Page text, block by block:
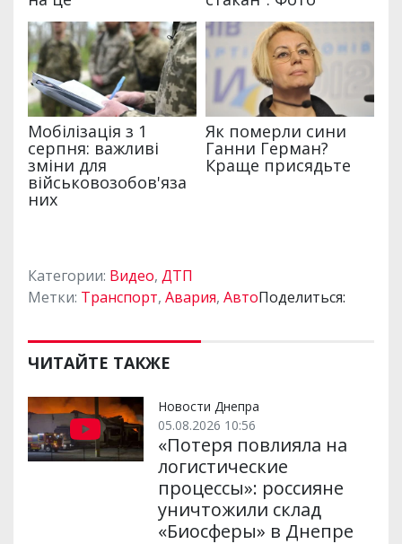
Категории: Видео, ДТП
Метки: Транспорт, Авария, АвтоПоделиться:
ЧИТАЙТЕ ТАКЖЕ
Новости Днепра
05.08.2026 10:56
«Потеря повлияла на
логистические
процессы»: россияне
уничтожили склад
«Биосферы» в Днепре